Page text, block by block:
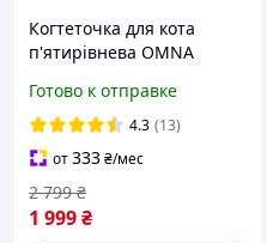
Когтеточка для кота
п'ятирівнева OMNA
Кігтеточка Дряпка
Драпак
Готово к отправке
4.3 (13)
от333₴/мес
1 999₴
2 799 ₴